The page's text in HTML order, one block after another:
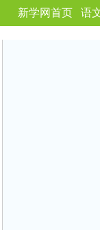
新学网首页 语